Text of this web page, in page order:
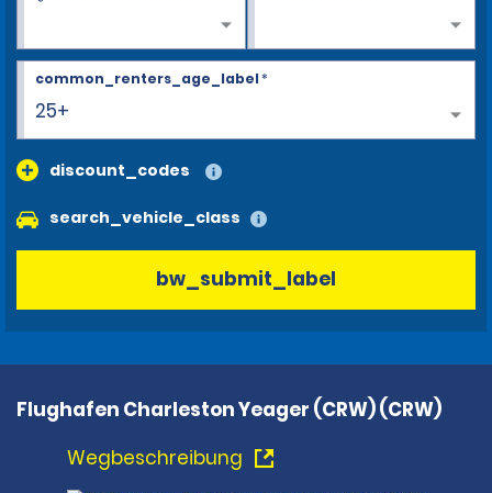
25+
common_renters_age_label*
discount_codes
search_vehicle_class
bw_submit_label
Flughafen Charleston Yeager (CRW) (CRW)
Wegbeschreibung